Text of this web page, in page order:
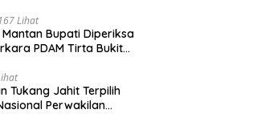
Lihat
Mantan Bupati Diperiksa
PDAM Tirta Bukit
Tukang Jahit Terpilih
Perwakilan